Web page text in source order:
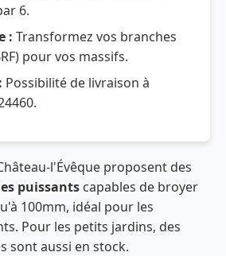
6.
: Transformez vos branches
pour vos massifs.
Possibilité de livraison à
l'Évêque proposent des
puissants capables de broyer
100mm, idéal pour les
Pour les petits jardins, des
sont aussi en stock.